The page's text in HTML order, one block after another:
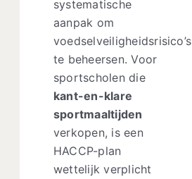
systematische
aanpak om
voedselveiligheidsrisico’s
te beheersen. Voor
sportscholen die
kant-en-klare
sportmaaltijden
verkopen, is een
HACCP-plan
wettelijk verplicht